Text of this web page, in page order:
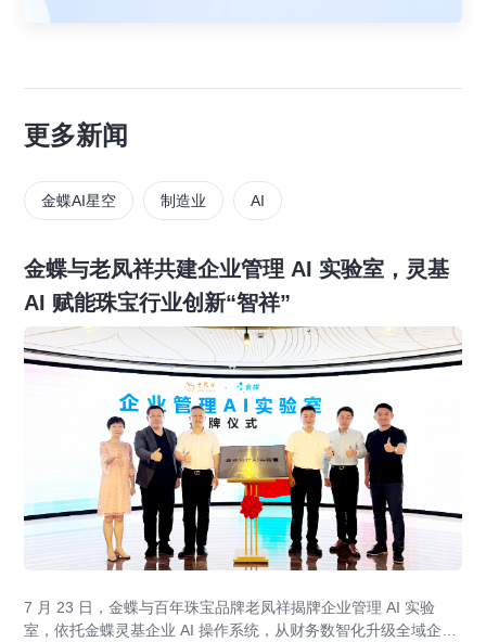
更多新闻
金蝶AI星空 制造业 AI
金蝶与老凤祥共建企业管理 AI 实验室，灵基
AI 赋能珠宝行业创新“智祥”
7 月 23 日，金蝶与百年珠宝品牌老凤祥揭牌企业管理 AI 实验
室，依托金蝶灵基企业 AI 操作系统，从财务数智化升级全域企业